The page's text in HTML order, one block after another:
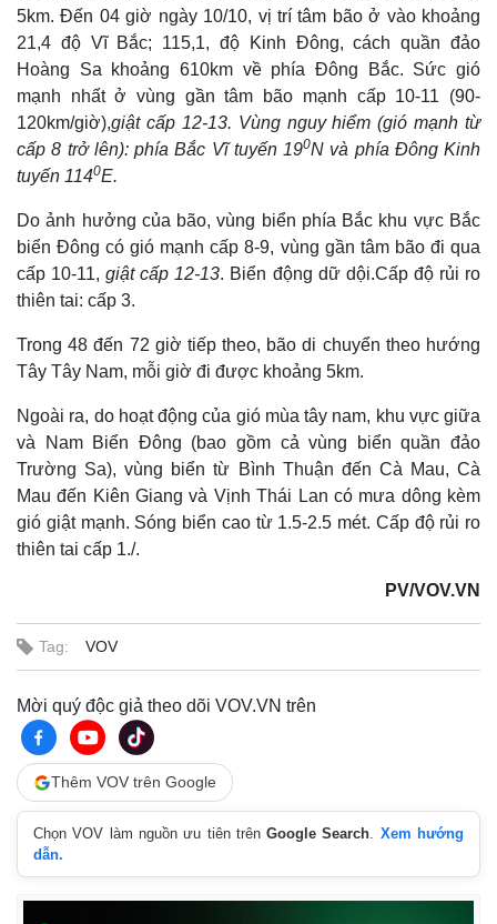
Thế giới
Cuộc sống đó đây
Hồ sơ
Ảnh
E-Magazine
Infographic
5km. Đến 04 giờ ngày 10/10, vị trí tâm bão ở vào khoảng
21,4 độ Vĩ Bắc; 115,1, độ Kinh Đông, cách quần đảo
Hoàng Sa khoảng 610km về phía Đông Bắc. Sức gió
mạnh nhất ở vùng gần tâm bão mạnh cấp 10-11 (90-
120km/giờ),giật cấp 12-13. Vùng nguy hiểm (gió mạnh từ
cấp 8 trở lên): phía Bắc Vĩ tuyến 190N và phía Đông Kinh
tuyến 1140E.
Do ảnh hưởng của bão, vùng biển phía Bắc khu vực Bắc
biển Đông có gió mạnh cấp 8-9, vùng gần tâm bão đi qua
cấp 10-11,giật cấp 12-13. Biển động dữ dội.Cấp độ rủi ro
thiên tai: cấp 3.
Trong 48 đến 72 giờ tiếp theo, bão di chuyển theo hướng
Tây Tây Nam, mỗi giờ đi được khoảng 5km.
Ngoài ra, do hoạt động của gió mùa tây nam, khu vực giữa
và Nam Biển Đông (bao gồm cả vùng biển quần đảo
Trường Sa), vùng biển từ Bình Thuận đến Cà Mau, Cà
Mau đến Kiên Giang và Vịnh Thái Lan có mưa dông kèm
gió giật mạnh. Sóng biển cao từ 1.5-2.5 mét. Cấp độ rủi ro
thiên tai cấp 1./.
PV/VOV.VN
Tag: VOV
Mời quý độc giả theo dõi VOV.VN trên
Thêm VOV trên Google
Chọn VOV làm nguồn ưu tiên trênGoogle Search. Xem hướng
dẫn.